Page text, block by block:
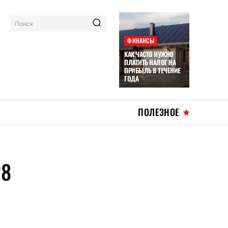
Поиск
ФИНАНСЫ
КАК ЧАСТО НУЖНО
ПЛАТИТЬ НАЛОГ НА
ПРИБЫЛЬ В ТЕЧЕНИЕ
ГОДА
ПОЛЕЗНОЕ